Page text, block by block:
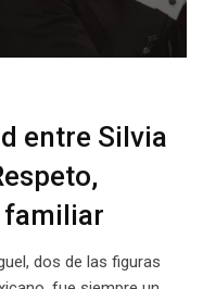
entre Silvia
familiar
dos de las figuras